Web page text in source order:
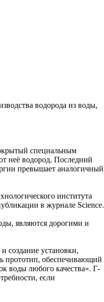
водорода из воды,
специальным
неё водород. Последний
превышает аналогичный
института
в журнале Science.
являются дорогими и
создание установки,
прототип, обеспечивающий
воды любого качества». Г-
если